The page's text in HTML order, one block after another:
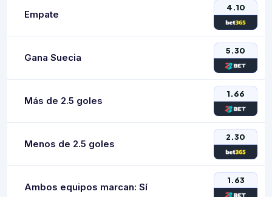
Empate
4.10
Gana Suecia
5.30
Más de 2.5 goles
1.66
Menos de 2.5 goles
2.30
Ambos equipos marcan: Sí
1.63